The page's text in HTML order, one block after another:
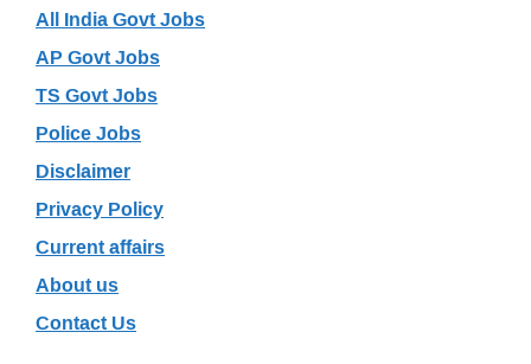
All India Govt Jobs
AP Govt Jobs
TS Govt Jobs
Police Jobs
Disclaimer
Privacy Policy
Current affairs
About us
Contact Us